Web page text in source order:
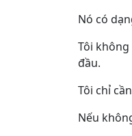
Nó có
Tôi
đầu.
Tôi chỉ
Nếu